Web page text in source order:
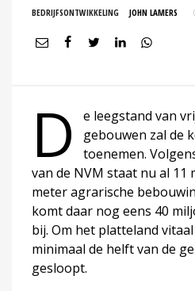
BEDRIJFSONTWIKKELING JOHN LAMERS
D
e leegstand van
gebouwen zal de
toenemen.
van de NVM staat nu al 11
meter agrarische
komt daar nog eens 40
bij. Om het platteland
minimaal de helft van de
gesloopt.